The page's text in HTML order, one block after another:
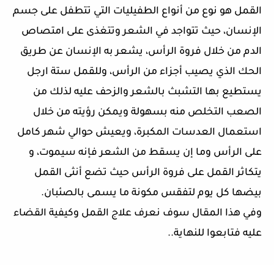
القمل هو نوع من أنواع الطفيليات التي تتطفل على جسم
الإنسان، حيث تتواجد في الشعر وتتغذى على امتصاص
الدم من خلال فروة الرأس، يشعر به الإنسان عن طريق
الحك الذي يصيب أجزاء من الرأس، وللقمل ستة ارجل
يستطيع بها التشبث بالشعر والزحف عليه لذلك من
الصعب التخلص منه بسهولة ويمكن رؤيته من خلال
استعمال العدسات المكبرة، ويعيش حوالي شهر كامل
على الرأس وما إن يسقط من الشعر فإنه سيموت، و
يتكاثر القمل على فروة الرأس حيث تضع أنثى القمل
بيضها كل يوم لتفقس مكونة ما يسمى بالصئبان.
وفي هذا المقال سوف نعرف علاج القمل وكيفية القضاء
عليه فتابعوا للنهاية..